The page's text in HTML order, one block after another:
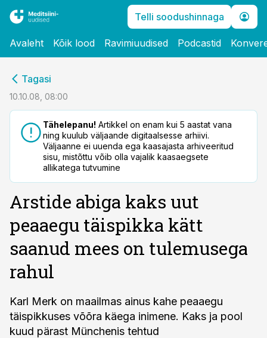
Telli soodushinnaga
Avaleht Kõik lood Ravimiuudised Podcastid
Tagasi
10.10.08, 08:00
Tähelepanu! Artikkel on enam kui 5 aastat vana
ning kuulub väljaande digitaalsesse arhiivi.
Väljaanne ei uuenda ega kaasajasta arhiveeritud
sisu, mistõttu võib olla vajalik kaasaegsete
allikatega tutvumine
Arstide abiga kaks uut
peaaegu täispikka kätt
saanud mees on tulemusega
rahul
Karl Merk on maailmas ainus kahe peaaegu
täispikkuses võõra käega inimene. Kaks ja pool
kuud pärast Münchenis tehtud